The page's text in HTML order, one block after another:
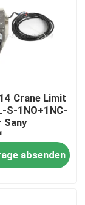
Crane Limit
S-1NO+1NC-
Sany
absenden